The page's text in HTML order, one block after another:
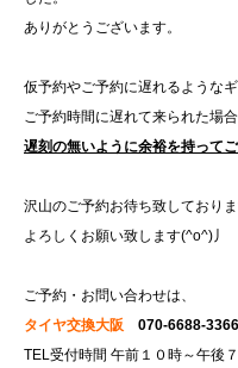
ありがとうございます。
仮予約やご予約に遅れるような
ご予約時間に遅れて来られた場
遅刻の無いように余裕を持ってご
沢山のご予約お待ち致しておりま
よろしくお願い致します(^o^)丿
ご予約・お問い合わせは、
タイヤ交換大阪 070-6688-3366
TEL受付時間 午前１０時～午後